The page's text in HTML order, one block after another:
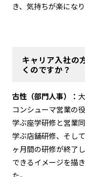
き、気持ちが楽になり
キャリア入社の
くのですか？
古性（部門人事）：
コンシューマ営業の
学ぶ座学研修と営業
学ぶ店舗研修、そし
ヶ月間の研修が終了
できるイメージを描